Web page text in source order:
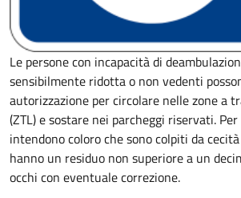
Le persone con incapacità di
sensibilmente ridotta o non vedenti
autorizzazione per circolare nelle zone a
(ZTL) e sostare nei parcheggi riservati.
intendono coloro che sono colpiti da
hanno un residuo non superiore a un
occhi con eventuale correzione.